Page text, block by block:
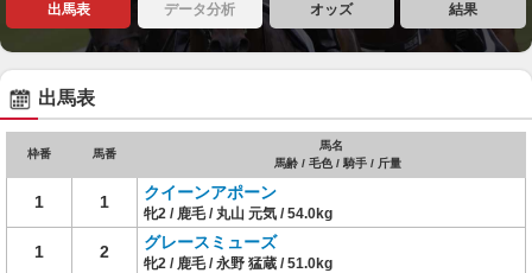
出馬表 データ分析 オッズ 結果
出馬表
枠番 馬番
馬名
馬齢 / 毛色 / 騎手 / 斤量
1 1 クイーンアポーン
牝2 / 鹿毛 / 丸山 元気 / 54.0kg
1 2 グレースミューズ
牝2 / 鹿毛 / 永野 猛蔵 / 51.0kg